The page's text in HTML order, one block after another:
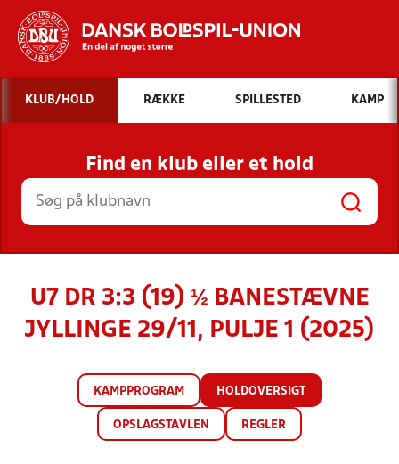
Hvad vil du søge efter?
INDHOLD OG NYHEDER
STILLINGER, RESULTATER, KLUBBER OG
HOLD
KLUB/HOLD RÆKKE SPILLESTED KAMP
Find en klub eller et hold
U7 DR 3:3 (19) ½ BANESTÆVNE
JYLLINGE 29/11, PULJE 1 (2025)
KAMPPROGRAM HOLDOVERSIGT
OPSLAGSTAVLEN REGLER